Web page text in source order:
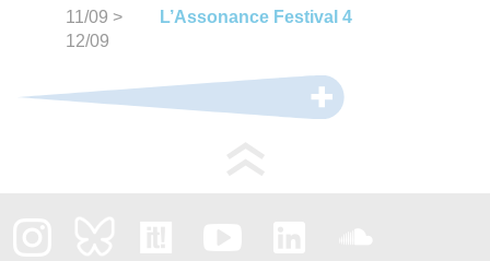
11/09 >
12/09
L’Assonance Festival 4